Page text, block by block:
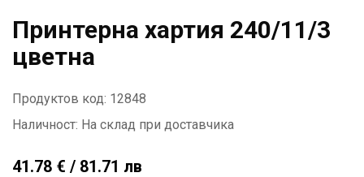
Принтерна хартия 240/11/3
цветна
Продуктов код: 12848
Наличност: На склад при доставчика
41.78 € / 81.71 лв